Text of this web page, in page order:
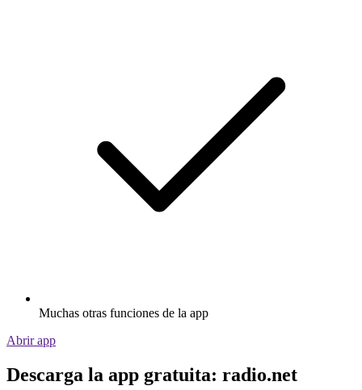
Muchas otras funciones de la app
Abrir app
Descarga la app gratuita: radio.net